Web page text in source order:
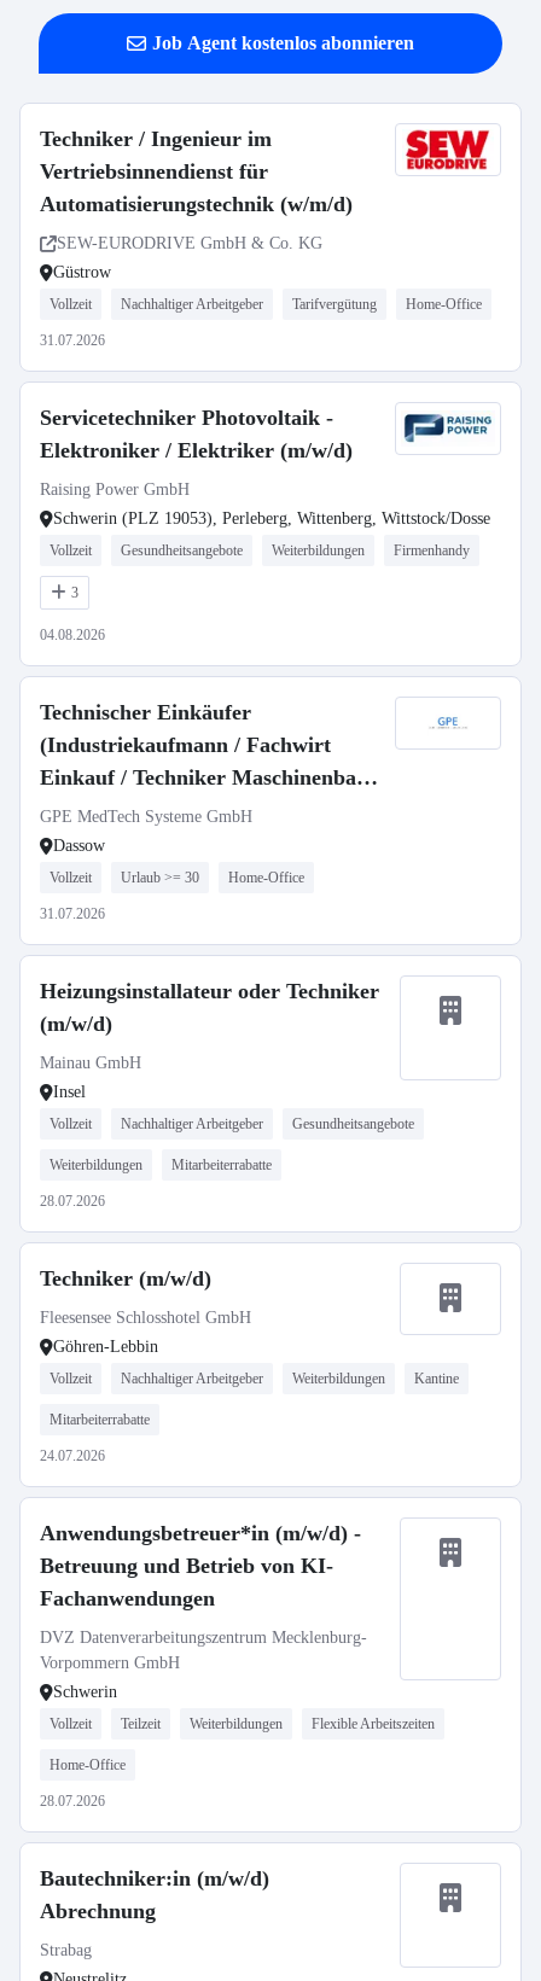
Job Agent kostenlos abonnieren
Techniker / Ingenieur im
Vertriebsinnendienst für
Automatisierungstechnik (w/m/d)
SEW-EURODRIVE GmbH & Co. KG
Güstrow
Vollzeit Nachhaltiger Arbeitgeber Tarifvergütung Home-Office
31.07.2026
Servicetechniker Photovoltaik -
Elektroniker / Elektriker (m/w/d)
Raising Power GmbH
Schwerin (PLZ 19053), Perleberg, Wittenberg, Wittstock/Dosse
Vollzeit Gesundheitsangebote Weiterbildungen Firmenhandy
3
04.08.2026
Technischer Einkäufer
(Industriekaufmann / Fachwirt
Einkauf / Techniker Maschinenbau /
technischer Fachwirt o.Ä.) (m/w/d)
GPE MedTech Systeme GmbH
Dassow
Vollzeit Urlaub >= 30 Home-Office
31.07.2026
Heizungsinstallateur oder Techniker
(m/w/d)
Mainau GmbH
Insel
Vollzeit Nachhaltiger Arbeitgeber Gesundheitsangebote
Weiterbildungen Mitarbeiterrabatte
28.07.2026
Techniker (m/w/d)
Fleesensee Schlosshotel GmbH
Göhren-Lebbin
Vollzeit Nachhaltiger Arbeitgeber Weiterbildungen Kantine
Mitarbeiterrabatte
24.07.2026
Anwendungsbetreuer*in (m/w/d) -
Betreuung und Betrieb von KI-
Fachanwendungen
DVZ Datenverarbeitungszentrum Mecklenburg-
Vorpommern GmbH
Schwerin
Vollzeit Teilzeit Weiterbildungen Flexible Arbeitszeiten
Home-Office
28.07.2026
Bautechniker:in (m/w/d)
Abrechnung
Strabag